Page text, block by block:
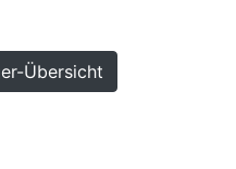
Übersicht